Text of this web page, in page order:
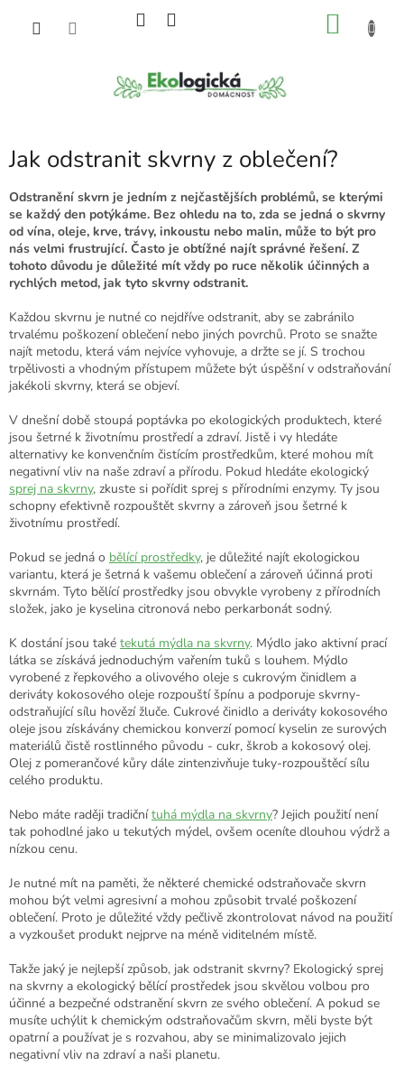
Jak odstranit skvrny z oblečení?
Odstranění skvrn je jedním z nejčastějších problémů, se kterými
se každý den potýkáme. Bez ohledu na to, zda se jedná o skvrny
od vína, oleje, krve, trávy, inkoustu nebo malin, může to být pro
nás velmi frustrující. Často je obtížné najít správné řešení. Z
tohoto důvodu je důležité mít vždy po ruce několik účinných a
rychlých metod, jak tyto skvrny odstranit.
Každou skvrnu je nutné co nejdříve odstranit, aby se zabránilo
trvalému poškození oblečení nebo jiných povrchů. Proto se snažte
najít metodu, která vám nejvíce vyhovuje, a držte se jí. S trochou
trpělivosti a vhodným přístupem můžete být úspěšní v odstraňování
jakékoli skvrny, která se objeví.
V dnešní době stoupá poptávka po ekologických produktech, které
jsou šetrné k životnímu prostředí a zdraví. Jistě i vy hledáte
alternativy ke konvenčním čistícím prostředkům, které mohou mít
negativní vliv na naše zdraví a přírodu. Pokud hledáte ekologický
sprej na skvrny, zkuste si pořídit sprej s přírodními enzymy. Ty jsou
schopny efektivně rozpouštět skvrny a zároveň jsou šetrné k
životnímu prostředí.
Pokud se jedná o bělící prostředky, je důležité najít ekologickou
variantu, která je šetrná k vašemu oblečení a zároveň účinná proti
skvrnám. Tyto bělící prostředky jsou obvykle vyrobeny z přírodních
složek, jako je kyselina citronová nebo perkarbonát sodný.
K dostání jsou také tekutá mýdla na skvrny. Mýdlo jako aktivní prací
látka se získává jednoduchým vařením tuků s louhem. Mýdlo
vyrobené z řepkového a olivového oleje s cukrovým činidlem a
deriváty kokosového oleje rozpouští špínu a podporuje skvrny-
odstraňující sílu hovězí žluče. Cukrové činidlo a deriváty kokosového
oleje jsou získávány chemickou konverzí pomocí kyselin ze surových
materiálů čistě rostlinného původu - cukr, škrob a kokosový olej.
Olej z pomerančové kůry dále zintenzivňuje tuky-rozpouštěcí sílu
celého produktu.
Nebo máte raději tradičnítuhá mýdla na skvrny? Jejich použití není
tak pohodlné jako u tekutých mýdel, ovšem oceníte dlouhou výdrž a
nízkou cenu.
Je nutné mít na paměti, že některé chemické odstraňovače skvrn
mohou být velmi agresivní a mohou způsobit trvalé poškození
oblečení. Proto je důležité vždy pečlivě zkontrolovat návod na použití
a vyzkoušet produkt nejprve na méně viditelném místě.
Takže jaký je nejlepší způsob, jak odstranit skvrny? Ekologický sprej
na skvrny a ekologický bělící prostředek jsou skvělou volbou pro
účinné a bezpečné odstranění skvrn ze svého oblečení. A pokud se
musíte uchýlit k chemickým odstraňovačům skvrn, měli byste být
opatrní a používat je s rozvahou, aby se minimalizovalo jejich
negativní vliv na zdraví a naši planetu.